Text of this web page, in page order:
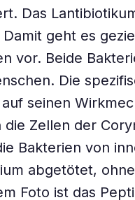
Das
geht es
vor. Beide
Die
seinen
Zellen der
Bakterien von
abgetötet,
Foto ist das